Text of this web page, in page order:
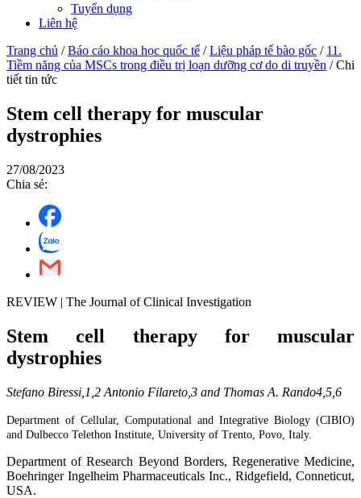
Tuyển dụng
Liên hệ
Trang chủ /Báo cáo khoa học quốc tế /Liệu pháp tế bào gốc / 11.
Tiềm năng của MSCs trong điều trị loạn dưỡng cơ do di truyền /Chi
tiết tin tức
Stem cell therapy for muscular
dystrophies
27/08/2023
Chia sẻ:
REVIEW | The Journal of Clinical Investigation
Stem cell therapy for muscular
dystrophies
Stefano Biressi,1,2 Antonio Filareto,3 and Thomas A. Rando4,5,6
Department of Cellular, Computational and Integrative Biology (CIBIO)
and Dulbecco Telethon Institute, University of Trento, Povo, Italy.
Department of Research Beyond Borders, Regenerative Medicine,
Boehringer Ingelheim Pharmaceuticals Inc., Ridgefield, Conneticut,
USA.